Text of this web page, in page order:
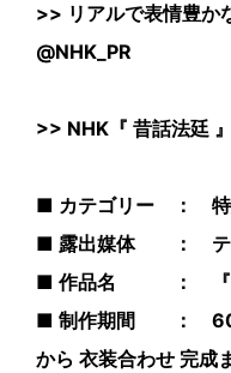
>> リアルで表情豊か
@NHK_PR
>> NHK『 昔話法廷
■ カテゴリー ： 特
■ 露出媒体 ： テ
■ 作品名 ： 『
■ 制作期間 ： 60
から 衣装合わせ 完成